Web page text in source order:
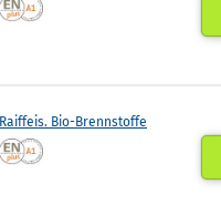
Raiffeis. Bio-Brennstoffe